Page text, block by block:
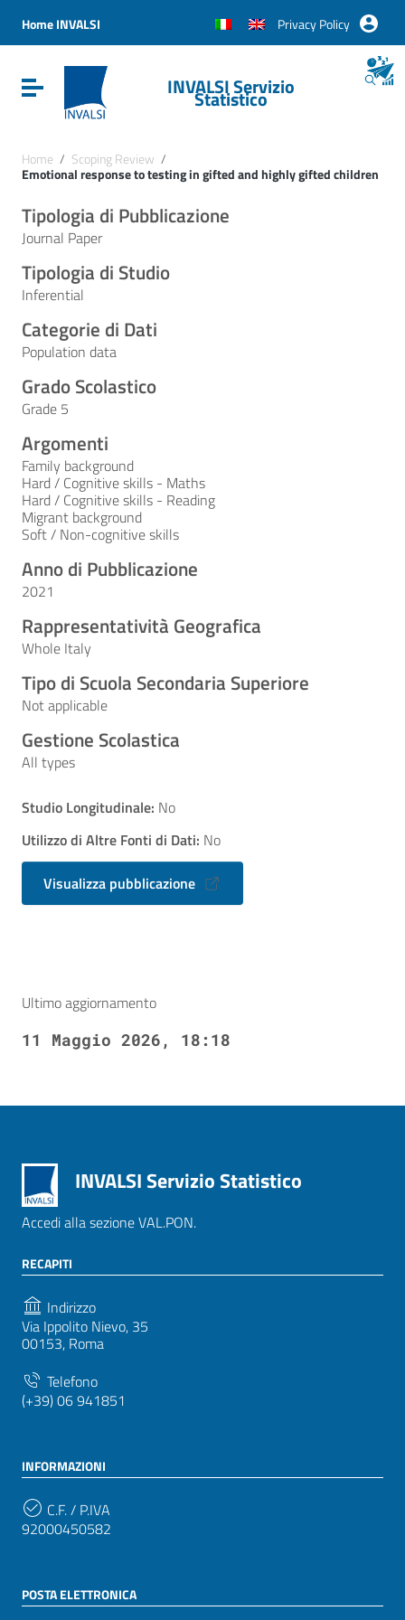
Vai al menu di navigazione
Vai al footer
Home INVALSI Privacy Policy
Attiva / disattiva la navigazioneINVALSI Servizio
Statistico
Home / Scoping Review /
Emotional response to testing in gifted and highly gifted children
Tipologia di Pubblicazione
Journal Paper
Tipologia di Studio
Inferential
Categorie di Dati
Population data
Grado Scolastico
Grade 5
Argomenti
Family background
Hard / Cognitive skills - Maths
Hard / Cognitive skills - Reading
Migrant background
Soft / Non-cognitive skills
Anno di Pubblicazione
2021
Rappresentatività Geografica
Whole Italy
Tipo di Scuola Secondaria Superiore
Not applicable
Gestione Scolastica
All types
Studio Longitudinale: No
Utilizzo di Altre Fonti di Dati: No
Visualizza pubblicazione
Ultimo aggiornamento
11 Maggio 2026, 18:18
INVALSI Servizio Statistico
Accedi alla sezione VAL.PON.
RECAPITI
Indirizzo
Via Ippolito Nievo, 35
00153, Roma
Telefono
(+39) 06 941851
INFORMAZIONI
C.F. / P.IVA
92000450582
POSTA ELETTRONICA